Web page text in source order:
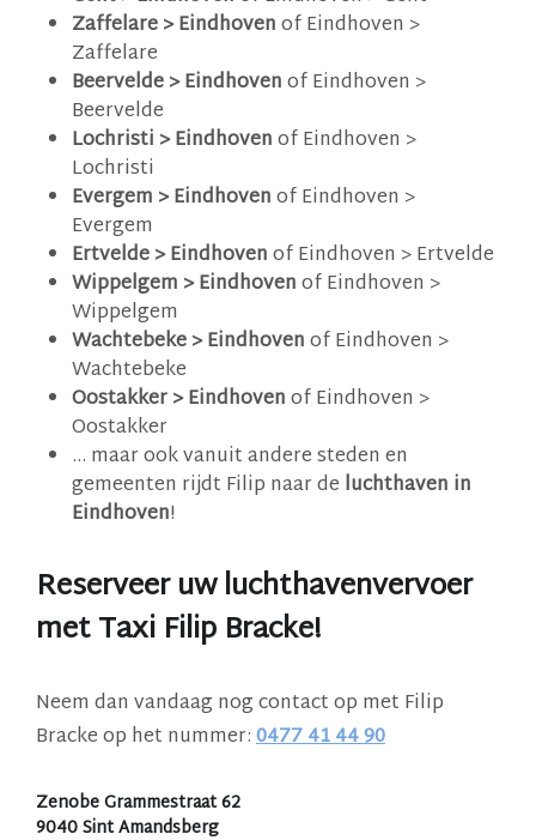
Zaffelare > Eindhovenof Eindhoven >
Zaffelare
Beervelde > Eindhovenof Eindhoven >
Beervelde
Lochristi > Eindhovenof Eindhoven >
Lochristi
Evergem > Eindhovenof Eindhoven >
Evergem
Ertvelde > Eindhovenof Eindhoven > Ertvelde
Wippelgem > Eindhovenof Eindhoven >
Wippelgem
Wachtebeke > Eindhovenof Eindhoven >
Wachtebeke
Oostakker > Eindhovenof Eindhoven >
Oostakker
... maar ook vanuit andere steden en
gemeenten rijdt Filip naar de luchthaven in
Eindhoven!
Reserveer uw luchthavenvervoer
met Taxi Filip Bracke!
Neem dan vandaag nog contact op met Filip
Bracke op het nummer:0477 41 44 90
Zenobe Grammestraat 62
9040 Sint Amandsberg